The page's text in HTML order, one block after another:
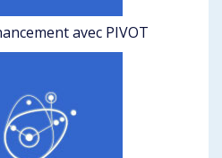
avec PIVOT